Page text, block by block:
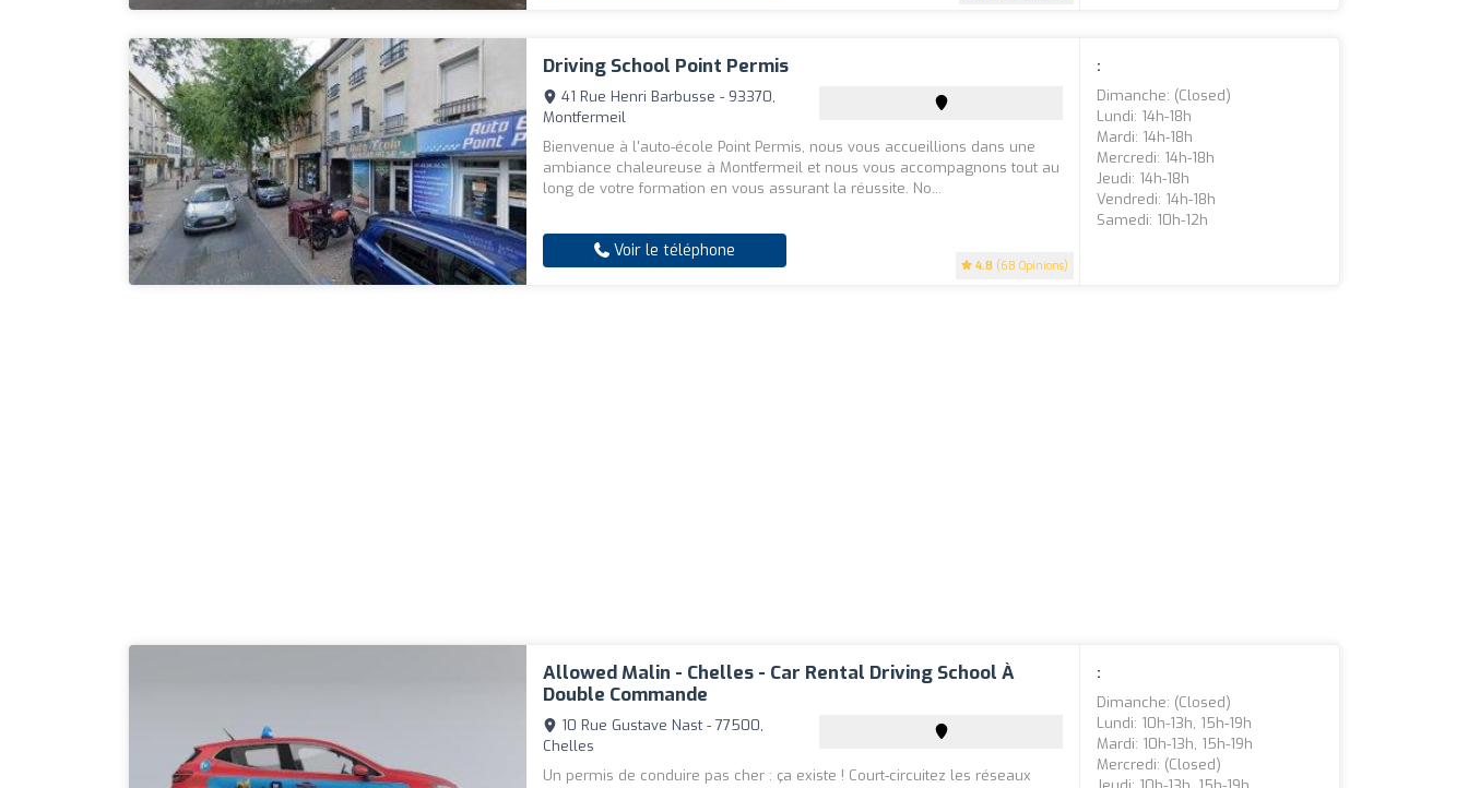
Driving School Point Permis
4.8 (68 Opinions)
41 Rue Henri Barbusse - 93370,
Montfermeil
Bienvenue à l'auto-école Point Permis, nous vous accueillions dans une
ambiance chaleureuse à Montfermeil et nous vous accompagnons tout au
long de votre formation en vous assurant la réussite. No...
Voir le téléphone
:
Dimanche: (closed)
Lundi: 14h-18h
Mardi: 14h-18h
Mercredi: 14h-18h
Jeudi: 14h-18h
Vendredi: 14h-18h
Samedi: 10h-12h
Allowed Malin - Chelles - Car Rental Driving School À
Double Commande
10 Rue Gustave Nast - 77500,
Chelles
Un permis de conduire pas cher : ça existe ! Court-circuitez les réseaux
:
Dimanche: (closed)
Lundi: 10h-13h, 15h-19h
Mardi: 10h-13h, 15h-19h
Mercredi: (closed)